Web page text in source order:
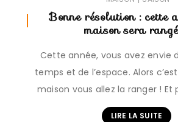
Bonne résolution : cette
maison sera
Cette année, vous avez envie
temps et de l’espace. Alors
maison vous allez la ranger ! Et
LIRE LA SUITE